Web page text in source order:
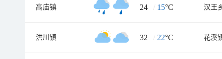
高庙镇 24 / 15°C 汉王
洪川镇 32 / 22°C 花溪